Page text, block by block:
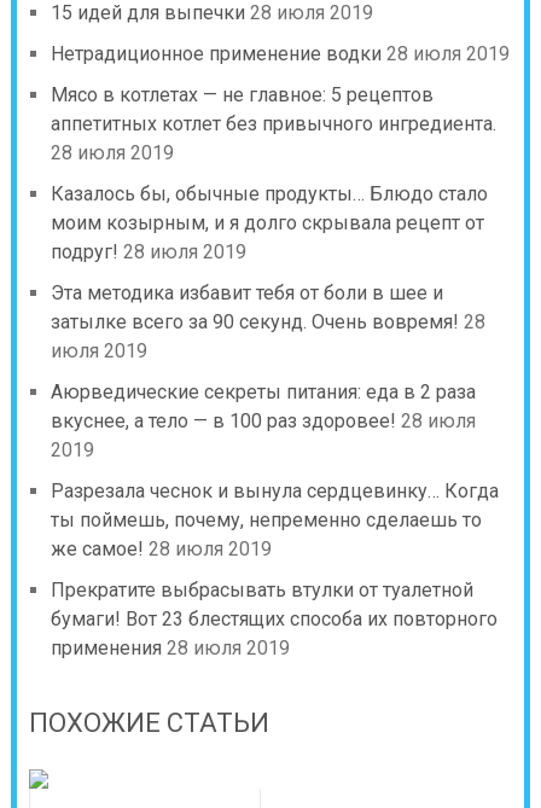
15 идей для выпечки 28 июля 2019
Нетрадиционное применение водки 28 июля 2019
Мясо в котлетах — не главное: 5 рецептов
аппетитных котлет без привычного ингредиента.
28 июля 2019
Казалось бы, обычные продукты… Блюдо стало
моим козырным, и я долго скрывала рецепт от
подруг! 28 июля 2019
Эта методика избавит тебя от боли в шее и
затылке всего за 90 секунд. Очень вовремя! 28
июля 2019
Аюрведические секреты питания: еда в 2 раза
вкуснее, а тело — в 100 раз здоровее! 28 июля
2019
Разрезала чеснок и вынула сердцевинку… Когда
ты поймешь, почему, непременно сделаешь то
же самое! 28 июля 2019
Прекратите выбрасывать втулки от туалетной
бумаги! Вот 23 блестящих способа их повторного
применения 28 июля 2019
ПОХОЖИЕ СТАТЬИ